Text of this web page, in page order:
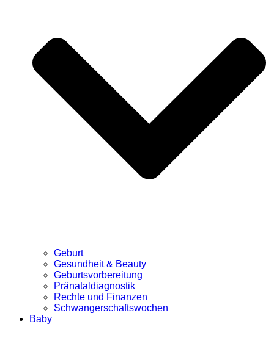
Geburt
Gesundheit & Beauty
Geburtsvorbereitung
Pränataldiagnostik
Rechte und Finanzen
Schwangerschaftswochen
Baby